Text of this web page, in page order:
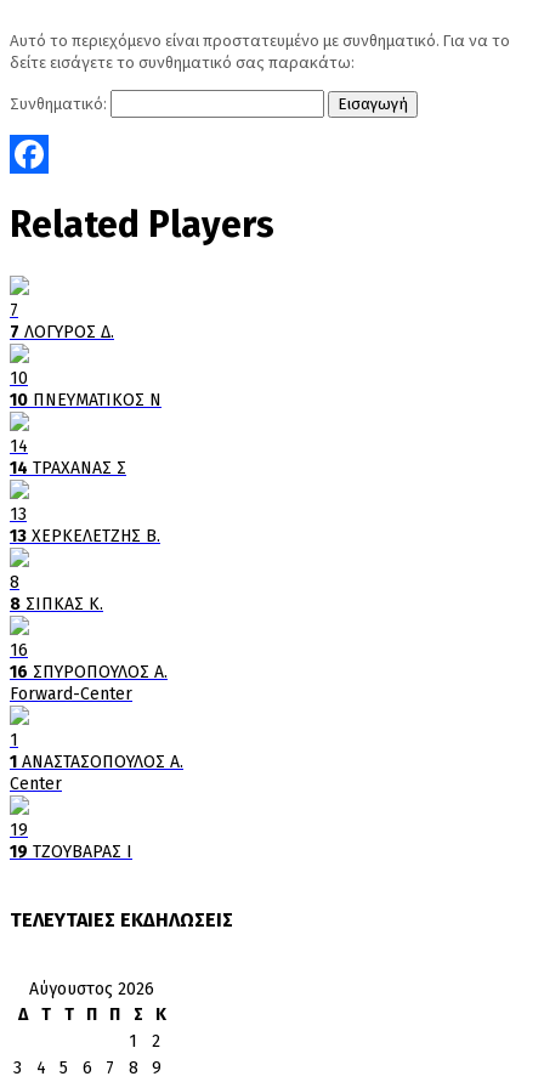
Αυτό το περιεχόμενο είναι προστατευμένο με συνθηματικό. Για να το
δείτε εισάγετε το συνθηματικό σας παρακάτω:
Συνθηματικό:
Related Players
7
7 ΛΟΓΥΡΟΣ Δ.
10
10 ΠΝΕΥΜΑΤΙΚΟΣ Ν
14
14 ΤΡΑΧΑΝΑΣ Σ
13
13 ΧΕΡΚΕΛΕΤΖΗΣ Β.
8
8 ΣΙΠΚΑΣ Κ.
16
16 ΣΠΥΡΟΠΟΥΛΟΣ Α.
Forward-Center
1
1 ΑΝΑΣΤΑΣΟΠΟΥΛΟΣ Α.
Center
19
19 ΤΖΟΥΒΑΡΑΣ Ι
ΤΕΛΕΥΤΑΙΕΣ ΕΚΔΗΛΩΣΕΙΣ
Αύγουστος 2026
Δ
Τ Τ Π Π Σ Κ
1
2
3
4 5 6 7 8
9